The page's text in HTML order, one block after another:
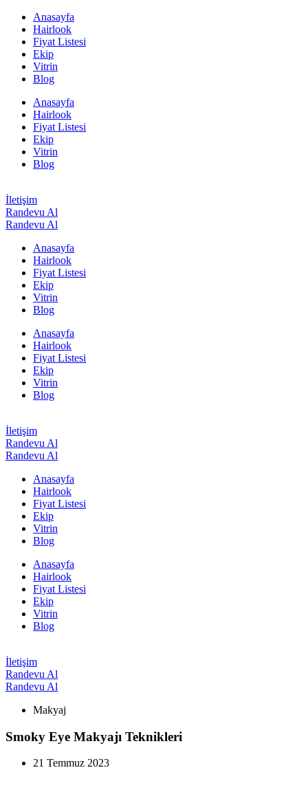
Anasayfa
Hairlook
Fiyat Listesi
Ekip
Vitrin
Blog
Anasayfa
Hairlook
Fiyat Listesi
Ekip
Vitrin
Blog
İletişim
Randevu Al
Randevu Al
Anasayfa
Hairlook
Fiyat Listesi
Ekip
Vitrin
Blog
Anasayfa
Hairlook
Fiyat Listesi
Ekip
Vitrin
Blog
İletişim
Randevu Al
Randevu Al
Anasayfa
Hairlook
Fiyat Listesi
Ekip
Vitrin
Blog
Anasayfa
Hairlook
Fiyat Listesi
Ekip
Vitrin
Blog
İletişim
Randevu Al
Randevu Al
Makyaj
Smoky Eye Makyajı Teknikleri
21 Temmuz 2023